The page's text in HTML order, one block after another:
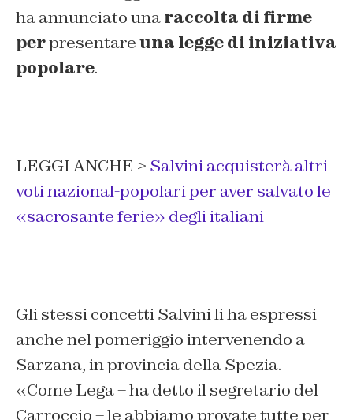
ha annunciato unaraccolta di firme
perpresentareuna legge di iniziativa
popolare.
LEGGI ANCHE > Salvini acquisterà altri
voti nazional-popolari per aver salvato le
«sacrosante ferie» degli italiani
Gli stessi concetti Salvini li ha espressi
anche nel pomeriggio intervenendo a
Sarzana, in provincia della Spezia.
«Come Lega – ha detto il segretario del
Carroccio – le abbiamo provate tutte per